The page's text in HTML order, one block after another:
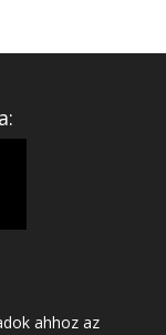
ahhoz az